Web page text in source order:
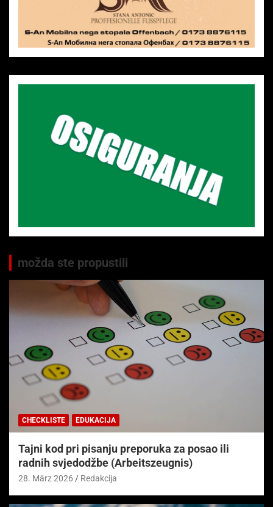
možda ste propustili
CHECKLISTE EDUKACIJA
Tajni kod pri pisanju preporuka za posao ili
radnih svjedodžbe (Arbeitszeugnis)
28. März 2026 Redakcija